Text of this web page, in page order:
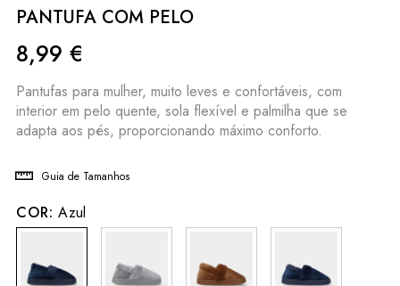
PANTUFA COM PELO
8,99 €
Pantufas para mulher, muito leves e confortáveis, com
interior em pelo quente, sola flexível e palmilha que se
adapta aos pés, proporcionando máximo conforto.
Guia de Tamanhos
COR: Azul